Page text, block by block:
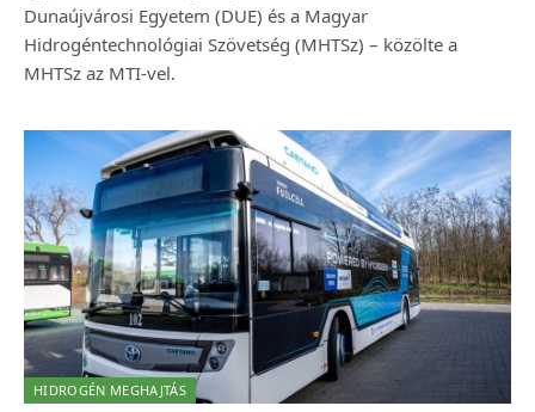
Dunaújvárosi Egyetem (DUE) és a Magyar
Hidrogéntechnológiai Szövetség (MHTSz) – közölte a
MHTSz az MTI-vel.
HIDROGÉN MEGHAJTÁS